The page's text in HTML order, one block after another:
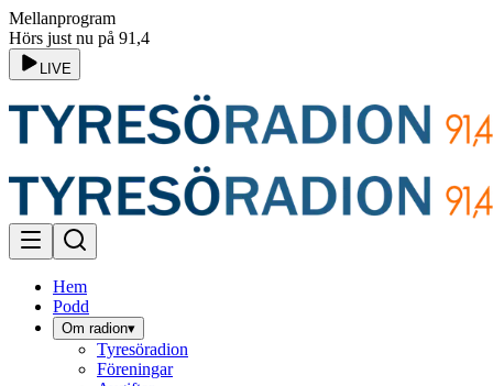
Mellanprogram
Hörs just nu på 91,4
LIVE
Hem
Podd
Om radion▾
Tyresöradion
Föreningar